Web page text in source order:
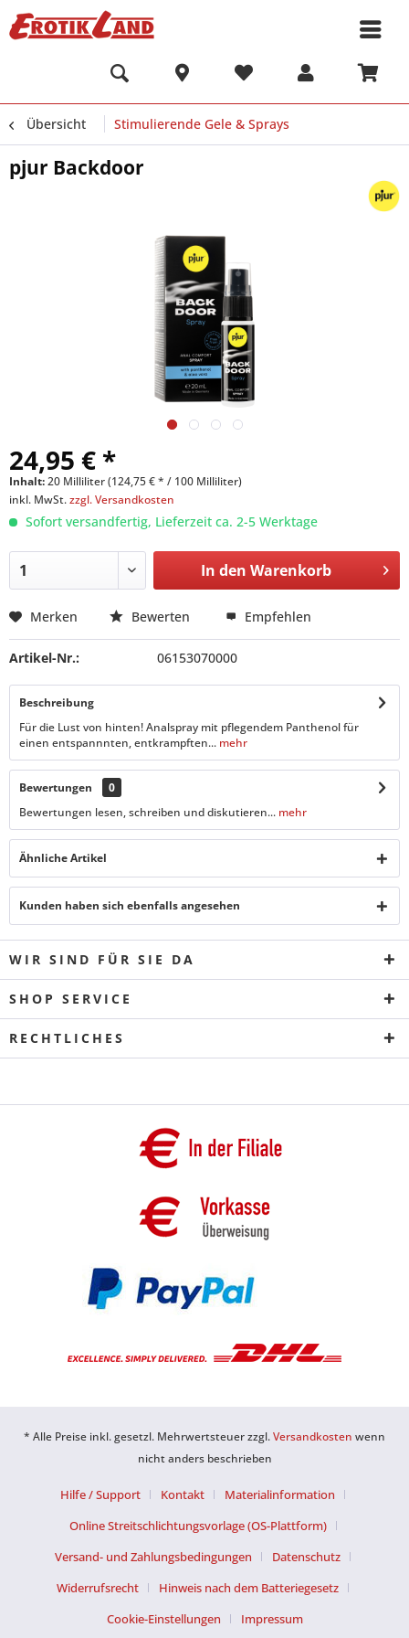
Übersicht Stimulierende Gele & Sprays
pjur Backdoor
24,95 € *
Inhalt:20 Milliliter (124,75 € * / 100 Milliliter)
inkl. MwSt.zzgl. Versandkosten
Sofort versandfertig, Lieferzeit ca. 2-5 Werktage
In den Warenkorb
Merken Bewerten Empfehlen
Artikel-Nr.: 06153070000
Beschreibung
Für die Lust von hinten! Analspray mit pflegendem Panthenol für
einen entspannnten, entkrampften... mehr
Bewertungen
0
Bewertungen lesen, schreiben und diskutieren... mehr
Ähnliche Artikel
Kunden haben sich ebenfalls angesehen
WIR SIND FÜR SIE DA
SHOP SERVICE
RECHTLICHES
* Alle Preise inkl. gesetzl. Mehrwertsteuer zzgl.Versandkosten wenn
nicht anders beschrieben
Hilfe / Support Kontakt
Materialinformation
Online Streitschlichtungsvorlage (OS-Plattform)
Versand- und Zahlungsbedingungen
Datenschutz
Widerrufsrecht
Hinweis nach dem Batteriegesetz
Cookie-Einstellungen
Impressum